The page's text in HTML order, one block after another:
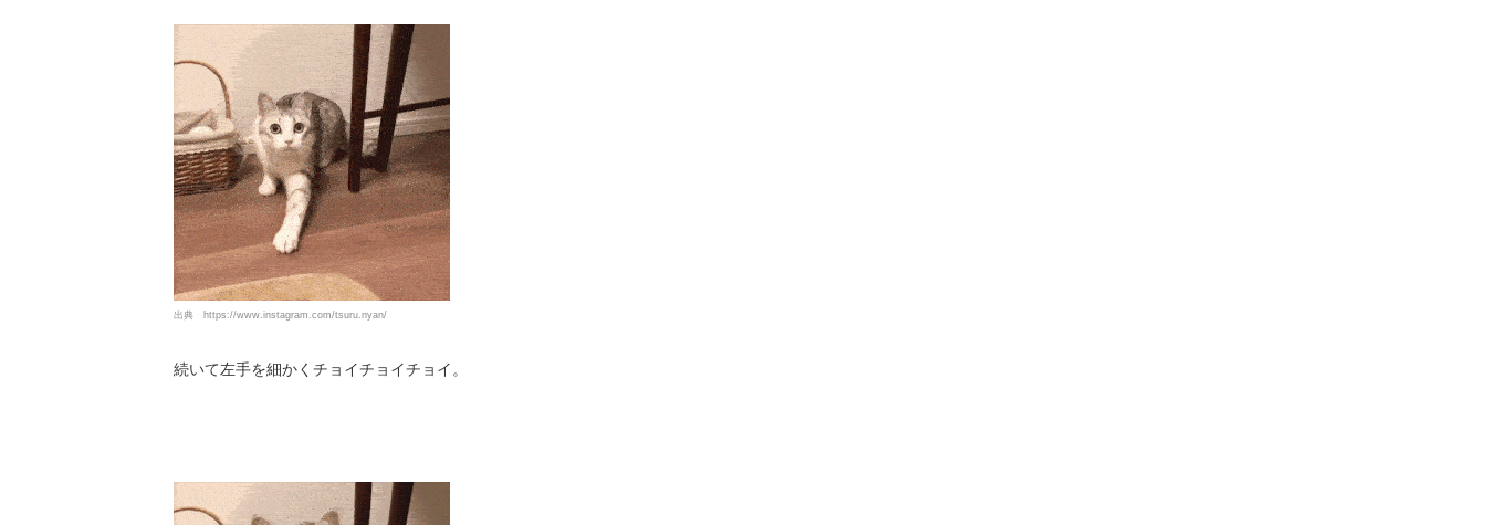
出典 https://www.instagram.com/tsuru.nyan/
続いて左手を細かくチョイチョイチョイ。